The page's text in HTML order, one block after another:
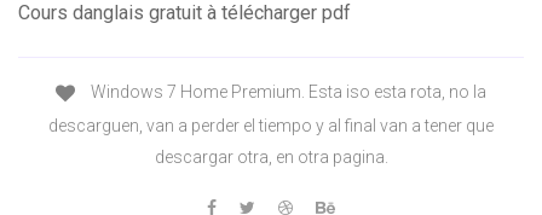
Cours danglais gratuit à télécharger pdf
Windows 7 Home Premium. Esta iso esta rota, no la
descarguen, van a perder el tiempo y al final van a tener que
descargar otra, en otra pagina.